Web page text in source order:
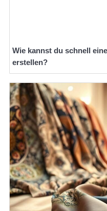
Wie kannst du schnell
erstellen?